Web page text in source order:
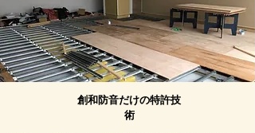
創和防音だけの特許技
術